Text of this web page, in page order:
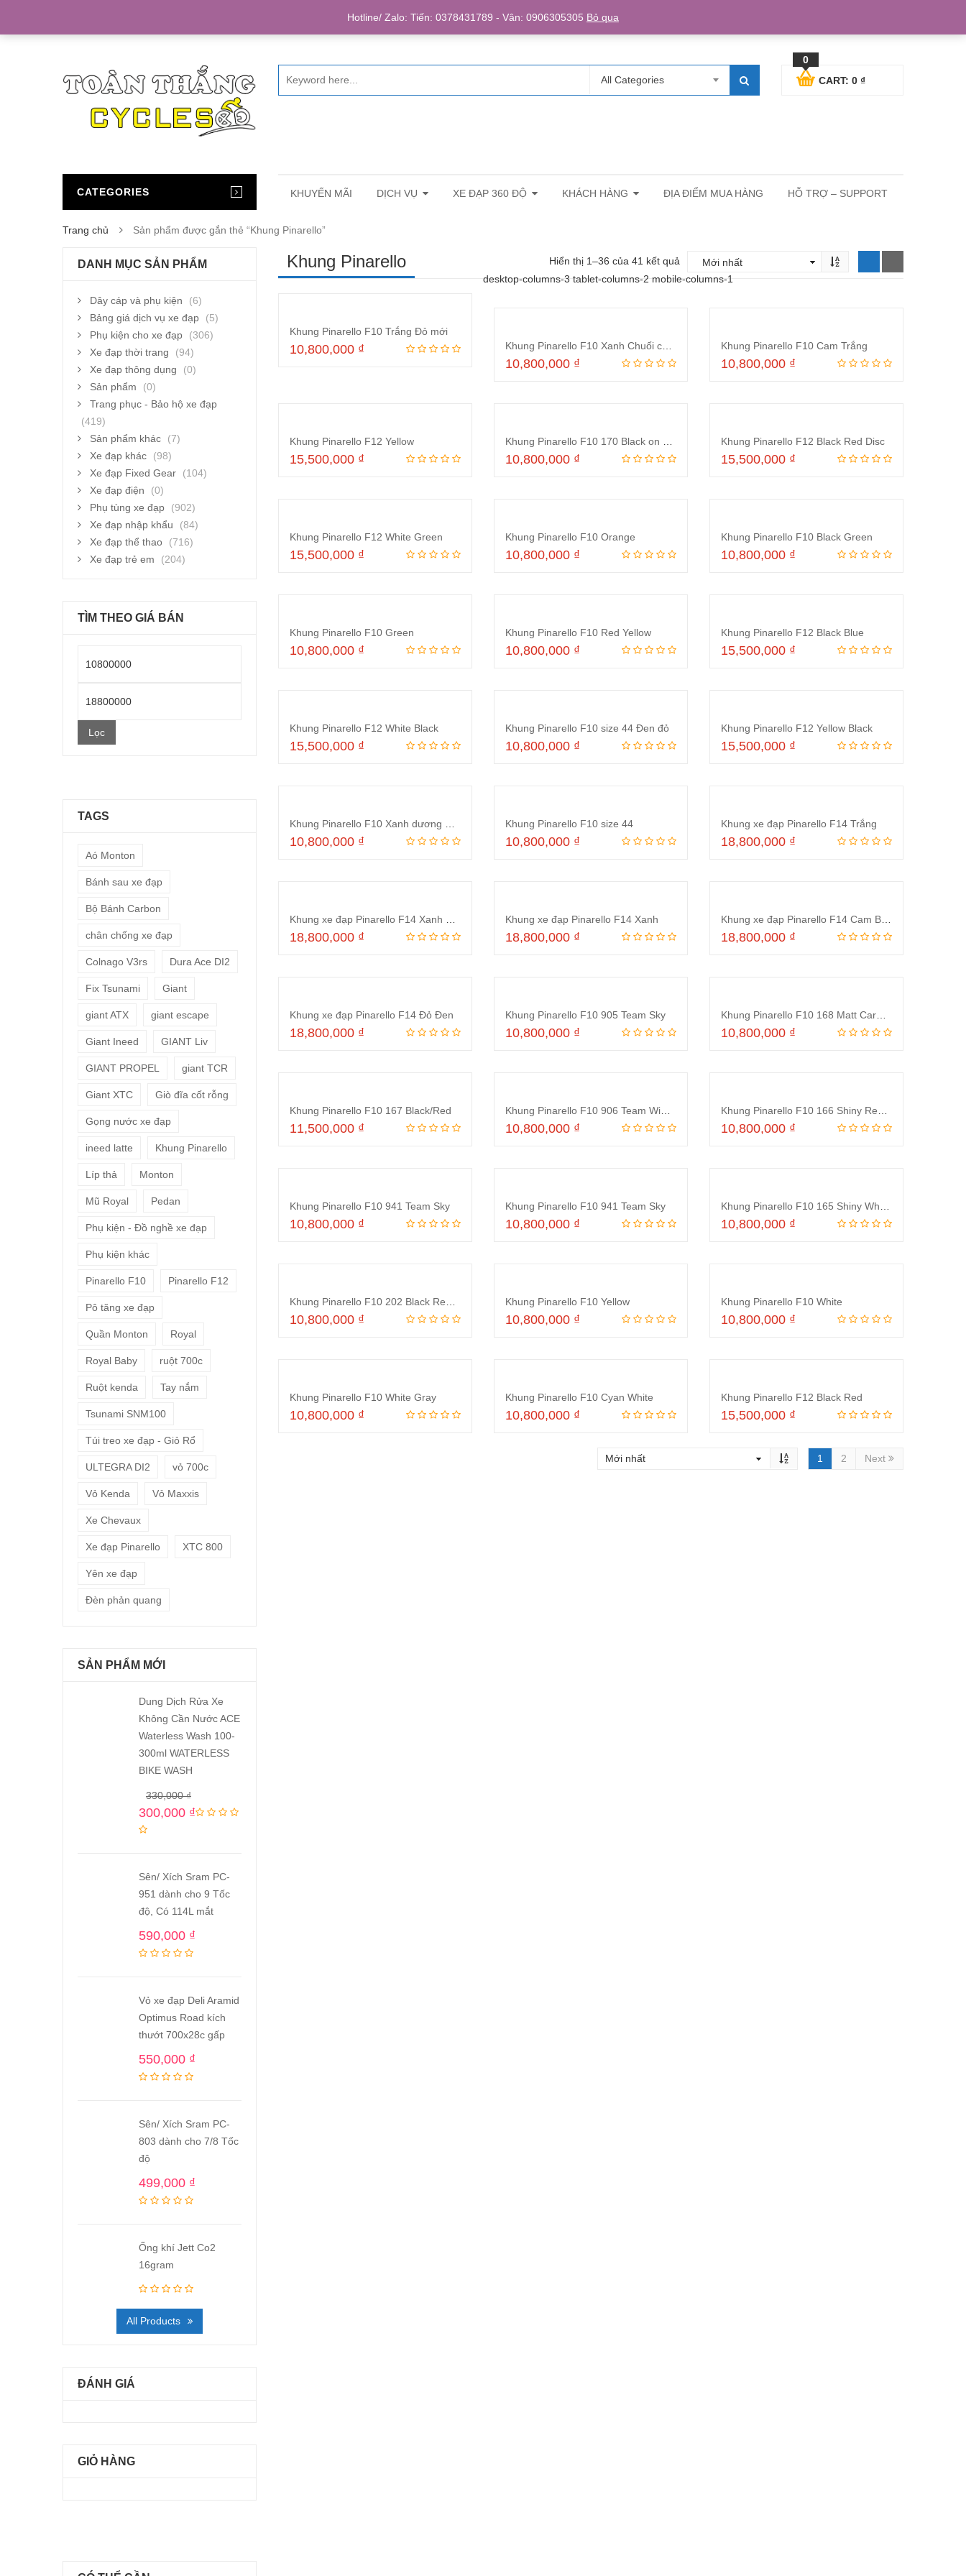
Login/Register
All Categories
0
CART: 0 ₫
CATEGORIES KHUYẾN MÃI DỊCH VỤ XE ĐẠP 360 ĐỘ KHÁCH HÀNG ĐỊA ĐIỂM MUA HÀNG HỖ TRỢ – SUPPORT
Trang chủ Sản phẩm được gắn thẻ “Khung Pinarello”
Khung Pinarello
Hiển thị 1–36 của 41 kết quả
desktop-columns-3 tablet-columns-2 mobile-columns-1
Khung Pinarello F10 Trắng Đỏ mới
10,800,000 ₫ Khung Pinarello F10 Xanh Chuối cam mới
10,800,000 ₫
Khung Pinarello F10 Cam Trắng
10,800,000 ₫
Khung Pinarello F12 Yellow
15,500,000 ₫ 10,800,000 ₫
Khung Pinarello F12 Black Red Disc
15,500,000 ₫
Khung Pinarello F12 White Green
15,500,000 ₫
Khung Pinarello F10 Orange
10,800,000 ₫
Khung Pinarello F10 Black Green
10,800,000 ₫
Khung Pinarello F10 Green
10,800,000 ₫
Khung Pinarello F10 Red Yellow
10,800,000 ₫
Khung Pinarello F12 Black Blue
15,500,000 ₫
Khung Pinarello F12 White Black
15,500,000 ₫
Khung Pinarello F10 size 44 Đen đỏ
10,800,000 ₫
Khung Pinarello F12 Yellow Black
15,500,000 ₫
10,800,000 ₫
Khung Pinarello F10 size 44
10,800,000 ₫
Khung xe đạp Pinarello F14 Trắng
18,800,000 ₫
18,800,000 ₫
Khung xe đạp Pinarello F14 Xanh
18,800,000 ₫
Khung xe đạp Pinarello F14 Cam Bạc
18,800,000 ₫
Khung xe đạp Pinarello F14 Đỏ Đen
18,800,000 ₫
Khung Pinarello F10 905 Team Sky
10,800,000 ₫
Khung Pinarello F10 168 Matt Carbon/Shiny Fluo Yellow
10,800,000 ₫
Khung Pinarello F10 167 Black/Red
11,500,000 ₫
Khung Pinarello F10 906 Team Wiggins
10,800,000 ₫ 10,800,000 ₫
Khung Pinarello F10 941 Team Sky
10,800,000 ₫
Khung Pinarello F10 941 Team Sky
10,800,000 ₫ 10,800,000 ₫
10,800,000 ₫
Khung Pinarello F10 Yellow
10,800,000 ₫
Khung Pinarello F10 White
10,800,000 ₫
Khung Pinarello F10 White Gray
10,800,000 ₫
Khung Pinarello F10 Cyan White
10,800,000 ₫
Khung Pinarello F12 Black Red
15,500,000 ₫
1 2 Next
DANH MỤC SẢN PHẨM
Dây cáp và phụ kiện
(6)
Bảng giá dịch vụ xe đạp
(5)
Phụ kiện cho xe đạp
(306)
Xe đạp thời trang
(94)
Xe đạp thông dụng
(0)
Sản phẩm
(0)
Trang phục - Bảo hộ xe đạp
(419)
Sản phẩm khác
(7)
Xe đạp khác
(98)
Xe đạp Fixed Gear
(104)
Xe đạp điện
(0)
Phụ tùng xe đạp
(902)
Xe đạp nhập khẩu
(84)
Xe đạp thể thao
(716)
Xe đạp trẻ em
(204)
TÌM THEO GIÁ BÁN
nhất
cao
nhất
Lọc
TAGS
Aó Monton
Bánh sau xe đạp
Bộ Bánh Carbon
chân chống xe đạp
Colnago V3rs Dura Ace DI2
Fix Tsunami Giant
giant ATX giant escape
Giant Ineed GIANT Liv
GIANT PROPEL giant TCR
Giant XTC Giò đĩa cốt rỗng
Gọng nước xe đạp
ineed latte Khung Pinarello
Líp thả Monton
Mũ Royal Pedan
Phụ kiện - Đồ nghề xe đạp
Phụ kiện khác
Pinarello F10 Pinarello F12
Pô tăng xe đạp
Quần Monton Royal
Royal Baby ruột 700c
Ruột kenda Tay nắm
Tsunami SNM100
Túi treo xe đạp - Giỏ Rổ
ULTEGRA DI2 vỏ 700c
Vỏ Kenda Vỏ Maxxis
Xe Chevaux
Xe đạp Pinarello XTC 800
Yên xe đạp
Đèn phản quang
SẢN PHẨM MỚI
Dung Dịch Rửa Xe
Không Cần Nước ACE
Waterless Wash 100-
300ml WATERLESS
BIKE WASH
330,000₫
300,000 ₫
Sên/ Xích Sram PC-
951 dành cho 9 Tốc
độ, Có 114L mắt
590,000 ₫
Vỏ xe đạp Deli Aramid
Optimus Road kích
thướt 700x28c gấp
550,000 ₫
Sên/ Xích Sram PC-
803 dành cho 7/8 Tốc
độ
499,000 ₫
Ống khí Jett Co2
16gram
All Products
ĐÁNH GIÁ
GIỎ HÀNG
Hotline/ Zalo: Tiến: 0378431789 - Vân: 0906305305 Bỏ qua